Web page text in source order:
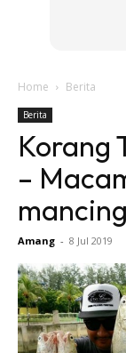
Home Berita
Berita
Korang
–
Amang - 8 Jul 2019